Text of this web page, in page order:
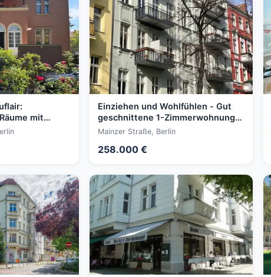
mit
Einziehen und Wohlfühlen - Gut
geschnittene 1-Zimmerwohnung
im gepflegten Altbau
Mainzer Straße, Berlin
258.000 €